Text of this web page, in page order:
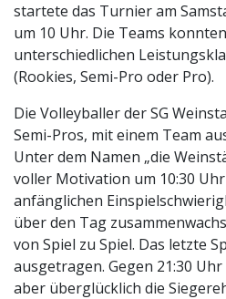
startete das Turnier am
um 10 Uhr. Die Teams
unterschiedlichen
(Rookies, Semi-Pro oder Pro).
Die Volleyballer der SG
Semi-Pros, mit einem Team
Unter dem Namen „die
voller Motivation um 10:30
anfänglichen
über den Tag
von Spiel zu Spiel. Das letzte
ausgetragen. Gegen 21:30
aber überglücklich die